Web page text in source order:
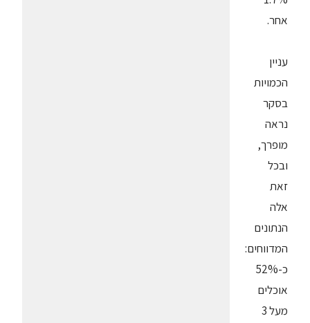
אחר.
עניין
הכמויות
בסקר
נראה
מופרך,
ובכל
זאת
אלה
הנתונים
המדווחים:
כ-52%
אוכלים
מעל 3